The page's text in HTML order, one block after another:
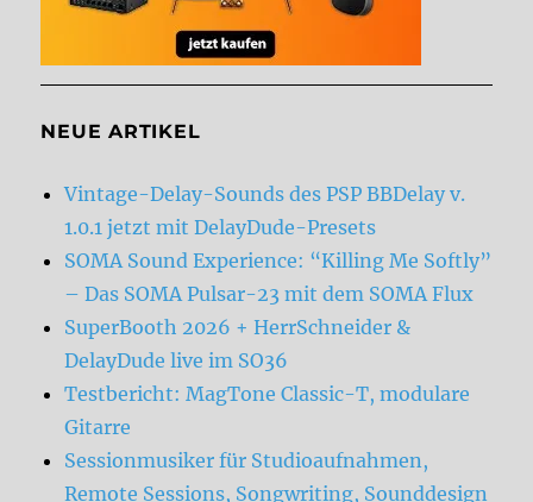
NEUE ARTIKEL
Vintage-Delay-Sounds des PSP BBDelay v.
1.0.1 jetzt mit DelayDude-Presets
SOMA Sound Experience: “Killing Me Softly”
– Das SOMA Pulsar-23 mit dem SOMA Flux
SuperBooth 2026 + HerrSchneider &
DelayDude live im SO36
Testbericht: MagTone Classic-T, modulare
Gitarre
Sessionmusiker für Studioaufnahmen,
Remote Sessions, Songwriting, Sounddesign